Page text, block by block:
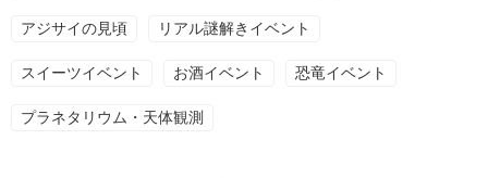
アジサイの見頃 リアル謎解きイベント
スイーツイベント お酒イベント 恐竜イベント
プラネタリウム・天体観測